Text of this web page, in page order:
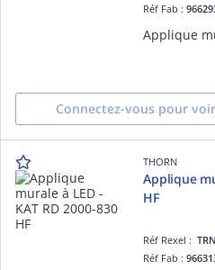
Réf Fab :
Connectez-vous pour
THORN
Applique
HF
Réf Rexel :
Réf Fab :